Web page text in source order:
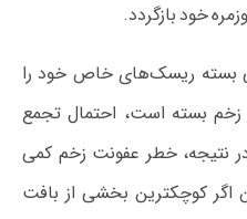
خود بازگردد.
بسته ریسک‌های خاص خود را
زخم بسته است، احتمال تجمع
نتیجه، خطر عفونت زخم کمی
اگر کوچکترین بخشی از بافت